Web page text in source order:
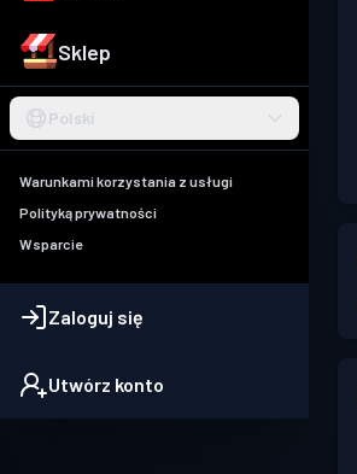
Sklep
Polski
Warunkami korzystania z usługi
Polityką prywatności
Wsparcie
Zaloguj się
Utwórz konto